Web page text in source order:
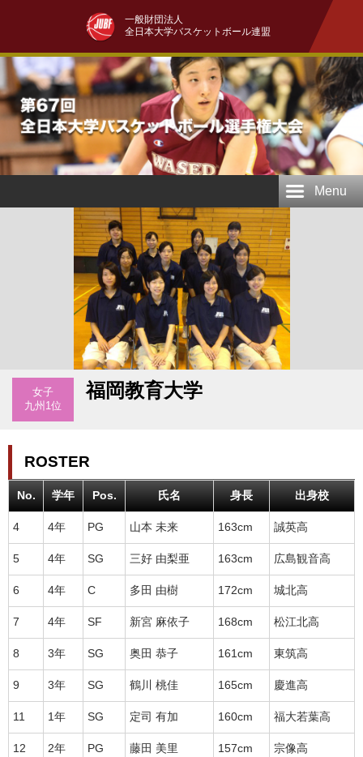
一般財団法人
全日本大学バスケットボール連盟
Menu
女子
九州1位
福岡教育大学
ROSTER
No. 学年 Pos. 氏名 身長 出身校
4 4年 PG 山本 未来 163cm 誠英高
5 4年 SG 三好 由梨亜 163cm 広島観音高
6 4年 C 多田 由樹 172cm 城北高
7 4年 SF 新宮 麻依子 168cm 松江北高
8 3年 SG 奥田 恭子 161cm 東筑高
9 3年 SG 鶴川 桃佳 165cm 慶進高
11 1年 SG 定司 有加 160cm 福大若葉高
12 2年 PG 藤田 美里 157cm 宗像高